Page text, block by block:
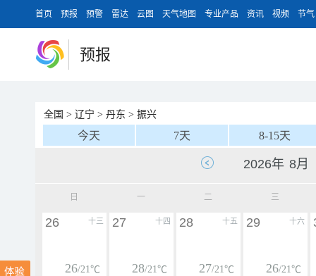
首页 预报 预警 雷达 云图 天气地图 专业产品 资讯 视频 节气
预报
全国 > 辽宁 > 丹东 > 振兴
今天 7天 8-15天
日 一 二 三
十三
26
26/21℃
十四
27
28/21℃
十五
28
27/21℃
十六
29
26/21℃